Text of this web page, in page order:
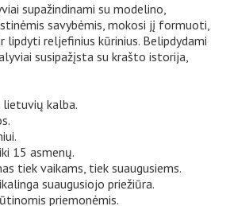
supažindinami su modelino,
savybėmis, mokosi jį formuoti,
lipdyti reljefinius kūrinius. Belipdydami
susipažįsta su krašto istorija,
lietuvių kalba.
15 asmenų.
tiek vaikams, tiek suaugusiems.
suaugusiojo priežiūra.
priemonėmis.